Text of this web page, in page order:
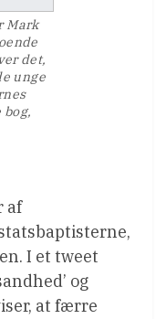
Mark
det,
unge
af
I et tweet
og
at færre